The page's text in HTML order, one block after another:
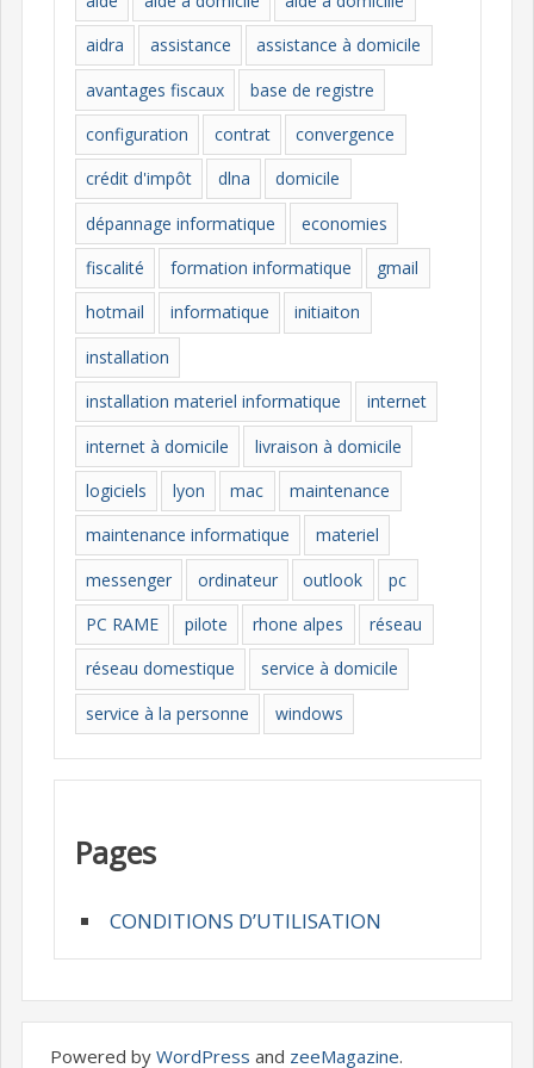
e
s
aidra
assistance
assistance à domicile
avantages fiscaux
base de registre
configuration
contrat
convergence
crédit d'impôt
dlna
domicile
dépannage informatique
economies
fiscalité
formation informatique
gmail
hotmail
informatique
initiaiton
installation
installation materiel informatique
internet
internet à domicile
livraison à domicile
logiciels
lyon mac
maintenance
maintenance informatique
materiel
messenger
ordinateur outlook
pc
PC RAME
pilote rhone alpes
réseau
réseau domestique
service à domicile
service à la personne
windows
Pages
CONDITIONS D’UTILISATION
Powered by WordPress and zeeMagazine.